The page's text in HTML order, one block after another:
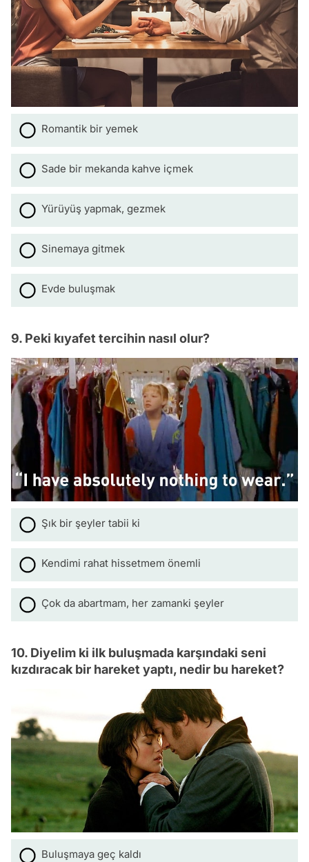
Romantik bir yemek
Sade bir mekanda kahve içmek
Yürüyüş yapmak, gezmek
Sinemaya gitmek
Evde buluşmak
9. Peki kıyafet tercihin nasıl olur?
Şık bir şeyler tabii ki
Kendimi rahat hissetmem önemli
Çok da abartmam, her zamanki şeyler
10. Diyelim ki ilk buluşmada karşındaki seni
kızdıracak bir hareket yaptı, nedir bu hareket?
Buluşmaya geç kaldı